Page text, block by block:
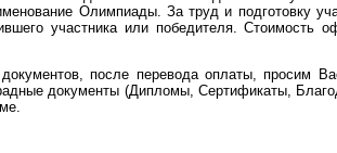
Олимпиады. За труд и подготовку
участника или победителя. Стоимость
после перевода оплаты, просим
документы (Дипломы, Сертификаты,